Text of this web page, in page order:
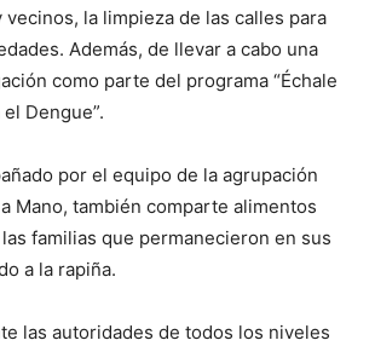
vecinos, la limpieza de las calles para
Además, de llevar a cabo una
como parte del programa “Échale
Dengue”.
por el equipo de la agrupación
Mano, también comparte alimentos
familias que permanecieron en sus
a la rapiña.
las autoridades de todos los niveles